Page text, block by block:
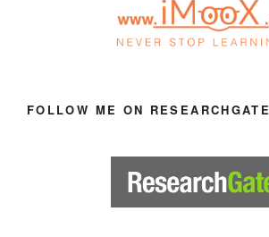
FOLLOW ME ON RESEARCHGATE